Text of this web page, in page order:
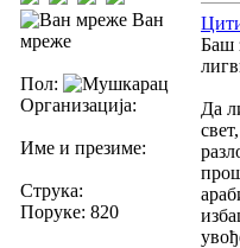
Ван
мреже
Пол:
Организација:
Име и презиме:
Струка:
Поруке: 820
Баш
Да